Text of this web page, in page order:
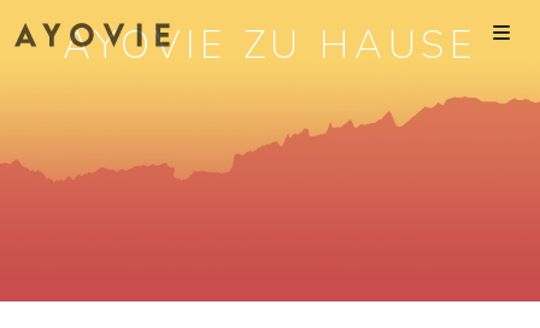
AYOVIE ZU HAUSE